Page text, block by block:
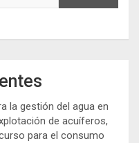
la gestión del agua en
de acuíferos,
para el consumo